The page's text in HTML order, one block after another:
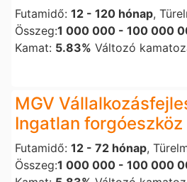
Futamidő: 12 - 120 hónap,
Összeg:1 000 000 - 100 000
Kamat: 5.83% Változó
MGV
Ingatlan
Futamidő: 12 - 72 hónap,
Összeg:1 000 000 - 100 000